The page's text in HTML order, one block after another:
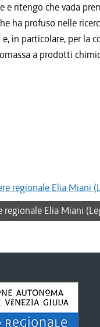
e ritengo che vada
ha profuso nelle
in particolare, per la
a prodotti
regionale Elia Miani